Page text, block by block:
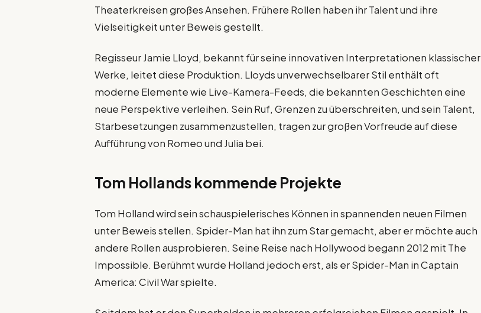
Theaterkreisen großes Ansehen. Frühere Rollen haben ihr Talent und ihre
Vielseitigkeit unter Beweis gestellt.
Regisseur Jamie Lloyd, bekannt für seine innovativen Interpretationen klassischer
Werke, leitet diese Produktion. Lloyds unverwechselbarer Stil enthält oft
moderne Elemente wie Live-Kamera-Feeds, die bekannten Geschichten eine
neue Perspektive verleihen. Sein Ruf, Grenzen zu überschreiten, und sein Talent,
Starbesetzungen zusammenzustellen, tragen zur großen Vorfreude auf diese
Aufführung von Romeo und Julia bei.
Tom Hollands kommende Projekte
Tom Holland wird sein schauspielerisches Können in spannenden neuen Filmen
unter Beweis stellen. Spider-Man hat ihn zum Star gemacht, aber er möchte auch
andere Rollen ausprobieren. Seine Reise nach Hollywood begann 2012 mit The
Impossible. Berühmt wurde Holland jedoch erst, als er Spider-Man in Captain
America: Civil War spielte.